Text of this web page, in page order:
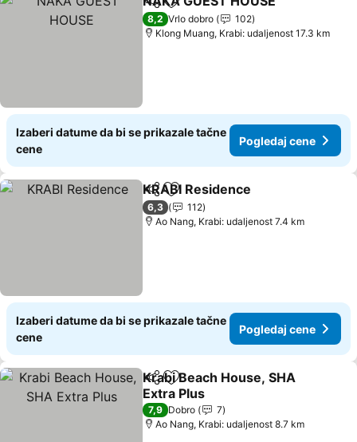
Deli Dodati u favorite
8,2 Vrlo dobro
102
Klong Muang, Krabi: udaljenost 17.3 km
Izaberi datume da bi se prikazale tačne
cene
Pogledaj cene
Deli Dodati u favorite
KRABI Residence
6,3
112
Ao Nang, Krabi: udaljenost 7.4 km
Izaberi datume da bi se prikazale tačne
cene
Pogledaj cene
Deli Dodati u favorite
Krabi Beach House, SHA
Extra Plus
7,9 Dobro
7
Ao Nang, Krabi: udaljenost 8.7 km